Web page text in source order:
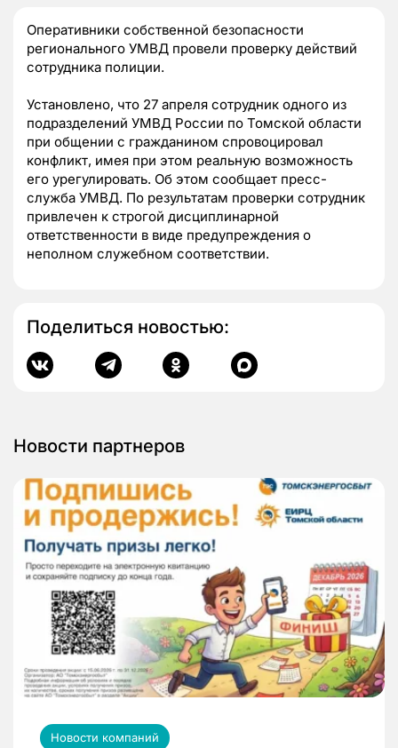
Оперативники собственной безопасности
регионального УМВД провели проверку действий
сотрудника полиции.
Установлено, что 27 апреля сотрудник одного из
подразделений УМВД России по Томской области
при общении с гражданином спровоцировал
конфликт, имея при этом реальную возможность
его урегулировать. Об этом сообщает пресс-
служба УМВД. По результатам проверки сотрудник
привлечен к строгой дисциплинарной
ответственности в виде предупреждения о
неполном служебном соответствии.
Поделиться новостью:
Новости партнеров
Новости компаний